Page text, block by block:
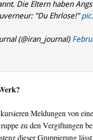
Die Eltern haben
"Du Ehrlose!"
(@iran_journal)
Meldungen von
zu den Vergiftungen
dieser Gruppierung